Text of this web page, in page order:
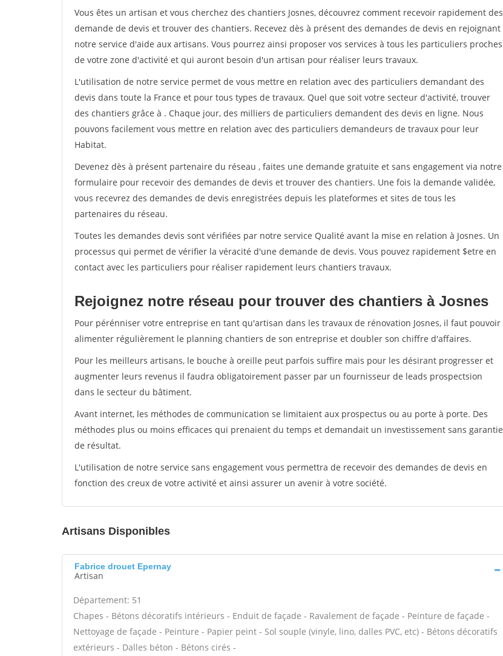
Vous êtes un artisan et vous cherchez des chantiers Josnes, découvrez comment recevoir rapidement des
demande de devis et trouver des chantiers. Recevez dès à présent des demandes de devis en rejoignant
notre service d'aide aux artisans. Vous pourrez ainsi proposer vos services à tous les particuliers proches
de votre zone d'activité et qui auront besoin d'un artisan pour réaliser leurs travaux.
L'utilisation de notre service permet de vous mettre en relation avec des particuliers demandant des
devis dans toute la France et pour tous types de travaux. Quel que soit votre secteur d'activité, trouver
des chantiers grâce à . Chaque jour, des milliers de particuliers demandent des devis en ligne. Nous
pouvons facilement vous mettre en relation avec des particuliers demandeurs de travaux pour leur
Habitat.
Devenez dès à présent partenaire du réseau , faites une demande gratuite et sans engagement via notre
formulaire pour recevoir des demandes de devis et trouver des chantiers. Une fois la demande validée,
vous recevrez des demandes de devis enregistrées depuis les plateformes et sites de tous les
partenaires du réseau.
Toutes les demandes devis sont vérifiées par notre service Qualité avant la mise en relation à Josnes. Un
processus qui permet de vérifier la véracité d'une demande de devis. Vous pouvez rapidement $etre en
contact avec les particuliers pour réaliser rapidement leurs chantiers travaux.
Rejoignez notre réseau pour trouver des chantiers à Josnes
Pour pérénniser votre entreprise en tant qu'artisan dans les travaux de rénovation Josnes, il faut pouvoir
alimenter régulièrement le planning chantiers de son entreprise et doubler son chiffre d'affaires.
Pour les meilleurs artisans, le bouche à oreille peut parfois suffire mais pour les désirant progresser et
augmenter leurs revenus il faudra obligatoirement passer par un fournisseur de leads prospectsion
dans le secteur du bâtiment.
Avant internet, les méthodes de communication se limitaient aux prospectus ou au porte à porte. Des
méthodes plus ou moins efficaces qui prenaient du temps et demandait un investissement sans garantie
de résultat.
L'utilisation de notre service sans engagement vous permettra de recevoir des demandes de devis en
fonction des creux de votre activité et ainsi assurer un avenir à votre société.
Artisans Disponibles
Fabrice drouet Epernay
Artisan
Département: 51
Chapes - Bétons décoratifs intérieurs - Enduit de façade - Ravalement de façade - Peinture de façade -
Nettoyage de façade - Peinture - Papier peint - Sol souple (vinyle, lino, dalles PVC, etc) - Bétons décoratifs
extérieurs - Dalles béton - Bétons cirés -